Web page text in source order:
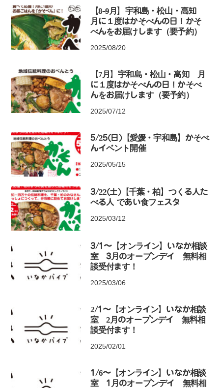
【8-9月】宇和島・松山・高知
月に１度はかそべんの日！かそ
べんをお届けします（要予約）
2025/08/20
【7月】宇和島・松山・高知 月
に１度はかそべんの日！かそべ
んをお届けします（要予約）
2025/07/12
5/25(日)【愛媛・宇和島】かそべ
んイベント開催
2025/05/15
3/22(土)【千葉・柏】つくる人た
べる人 であい食フェスタ
2025/03/12
3/1〜【オンライン】いなか相談
室 3月のオープンデイ 無料相
談受付ます！
2025/03/06
2/1〜【オンライン】いなか相談
室 2月のオープンデイ 無料相
談受付ます！
2025/02/01
1/6〜【オンライン】いなか相談
室 1月のオープンデイ 無料相